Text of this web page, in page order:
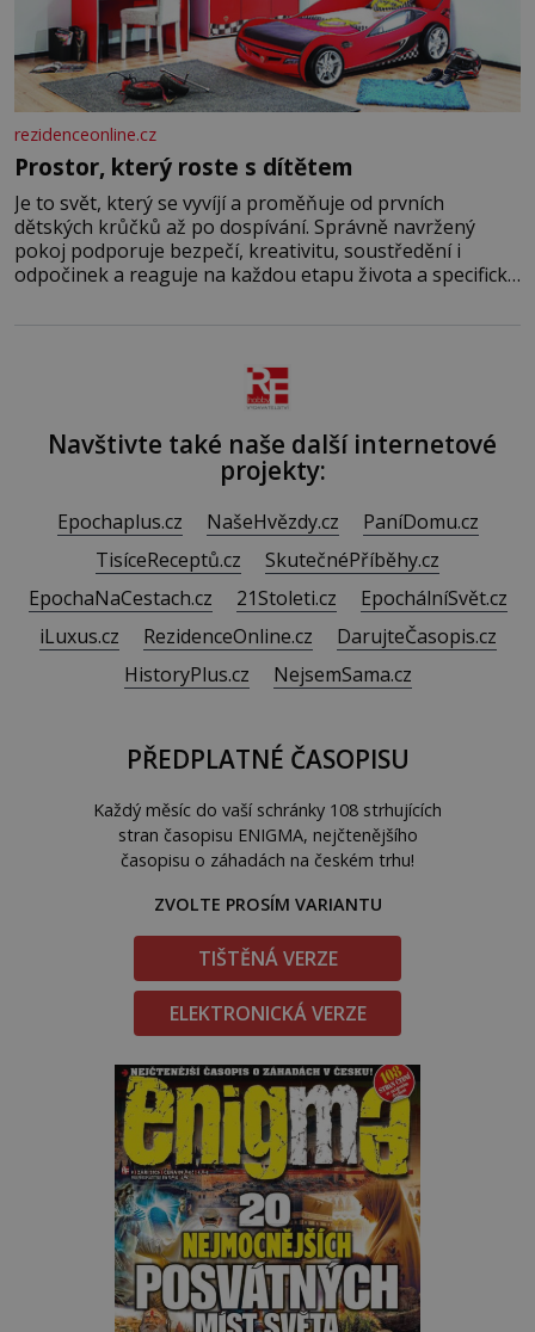
rezidenceonline.cz
Prostor, který roste s dítětem
Je to svět, který se vyvíjí a proměňuje od prvních
dětských krůčků až po dospívání. Správně navržený
pokoj podporuje bezpečí, kreativitu, soustředění i
odpočinek a reaguje na každou etapu života a specifické
Navštivte také naše další internetové
projekty:
Epochaplus.cz NašeHvězdy.cz
PaníDomu.cz
TisíceReceptů.cz
SkutečnéPříběhy.cz
EpochaNaCestach.cz
21Stoleti.cz
EpochálníSvět.cz
iLuxus.cz
RezidenceOnline.cz
DarujteČasopis.cz
HistoryPlus.cz
NejsemSama.cz
PŘEDPLATNÉ ČASOPISU
Každý měsíc do vaší schránky 108 strhujících
stran časopisu ENIGMA, nejčtenějšího
časopisu o záhadách na českém trhu!
ZVOLTE PROSÍM VARIANTU
TIŠTĚNÁ VERZE
ELEKTRONICKÁ VERZE